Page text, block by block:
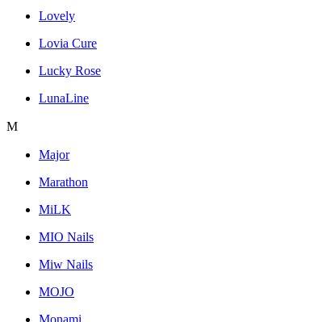
Lovely
Lovia Cure
Lucky Rose
LunaLine
M
Major
Marathon
MiLK
MIO Nails
Miw Nails
MOJO
Monami